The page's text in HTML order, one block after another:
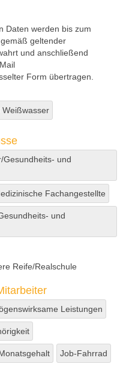
Daten werden bis zum
geltender
und anschließend
Form übertragen.
Gesundheits- und
Fachangestellte
und
Reife/Realschule
Leistungen
Job-Fahrrad